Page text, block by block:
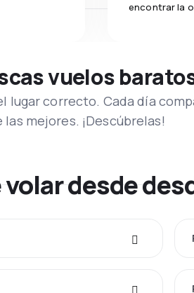
encontrar la
vuelos
lugar correcto. Cada día
mejores. ¡Descúbrelas!
volar desde